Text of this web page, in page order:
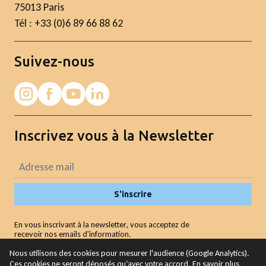
75013 Paris
Tél : +33 (0)6 89 66 88 62
Suivez-nous
Inscrivez vous à la Newsletter
S'inscrire
En vous inscrivant à la newsletter, vous acceptez de
recevoir nos emails d'information.
Nous utilisons des cookies pour mesurer l'audience (Google Analytics).
Ces cookies ne seront déposés qu’avec votre accord. En savoir plus